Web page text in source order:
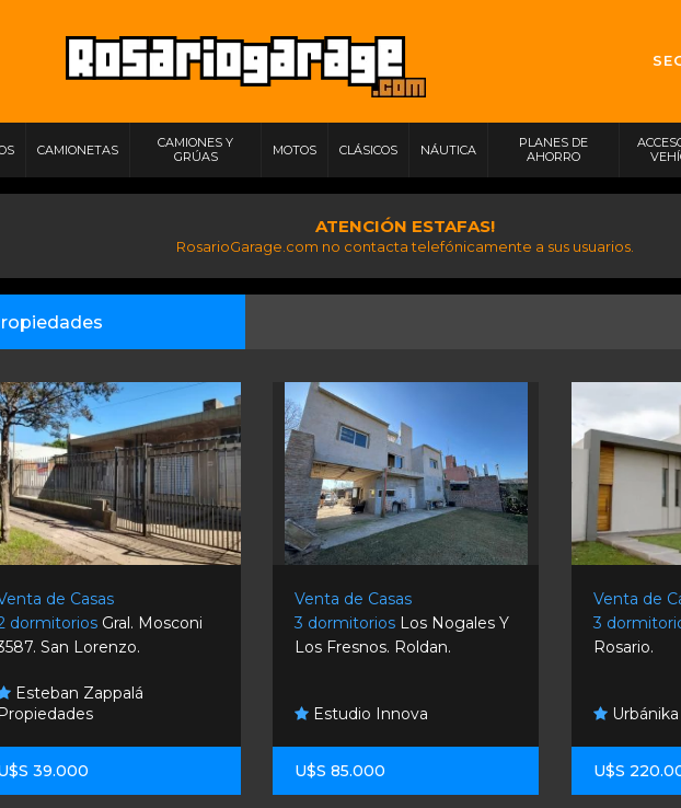
CAMIONETAS
CAMIONES Y
GRÚAS
MOTOS CLÁSICOS NÁUTICA
PLANES DE
AHORRO
ATENCIÓN ESTAFAS!
RosarioGarage.com no contacta telefónicamente a sus usuarios.
de Casas
dormitorios Gral. Mosconi
San Lorenzo.
Esteban Zappalá
Propiedades
39.000
Venta de Casas
3 dormitorios Los Nogales Y
Los Fresnos. Roldan.
Estudio Innova
U$S 85.000
Venta de
3
Rosario.
U$S